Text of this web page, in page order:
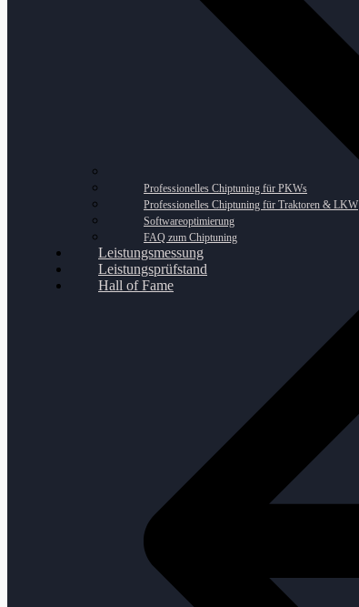
Professionelles Chiptuning für PKWs
Professionelles Chiptuning für Traktoren & LKW
Softwareoptimierung
FAQ zum Chiptuning
Leistungsmessung
Leistungsprüfstand
Hall of Fame